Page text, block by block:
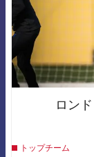
ロン
トップチーム